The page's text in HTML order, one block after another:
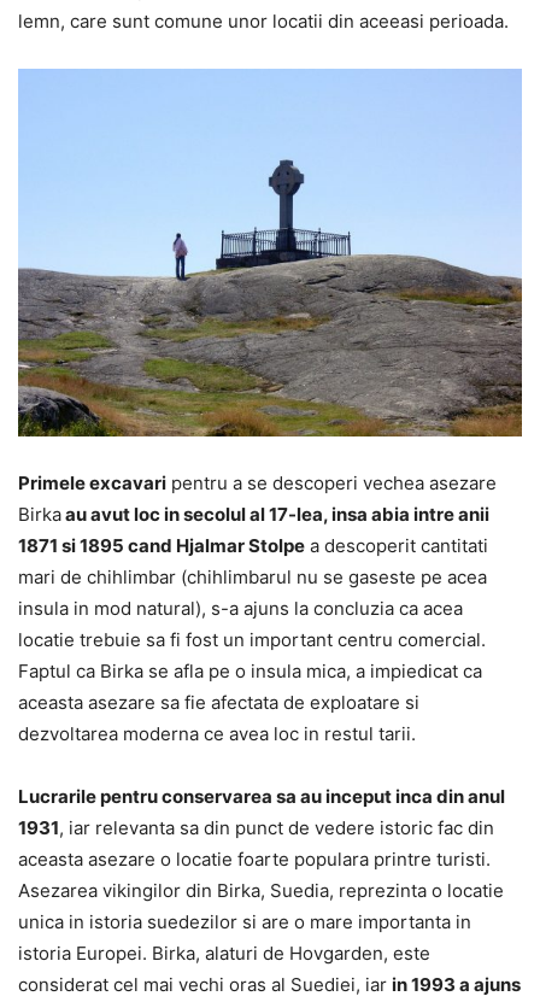
lemn, care sunt comune unor locatii din aceeasi perioada.
Primele excavari pentru a se descoperi vechea asezare
Birkaau avut loc in secolul al 17-lea, insa abia intre anii
1871 si 1895 cand Hjalmar Stolpe a descoperit cantitati
mari de chihlimbar (chihlimbarul nu se gaseste pe acea
insula in mod natural), s-a ajuns la concluzia ca acea
locatie trebuie sa fi fost un important centru comercial.
Faptul ca Birka se afla pe o insula mica, a impiedicat ca
aceasta asezare sa fie afectata de exploatare si
dezvoltarea moderna ce avea loc in restul tarii.
Lucrarile pentru conservarea sa au inceput inca din anul
1931, iar relevanta sa din punct de vedere istoric fac din
aceasta asezare o locatie foarte populara printre turisti.
Asezarea vikingilor din Birka, Suedia, reprezinta o locatie
unica in istoria suedezilor si are o mare importanta in
istoria Europei. Birka, alaturi de Hovgarden, este
considerat cel mai vechi oras al Suediei, iar in 1993 a ajuns